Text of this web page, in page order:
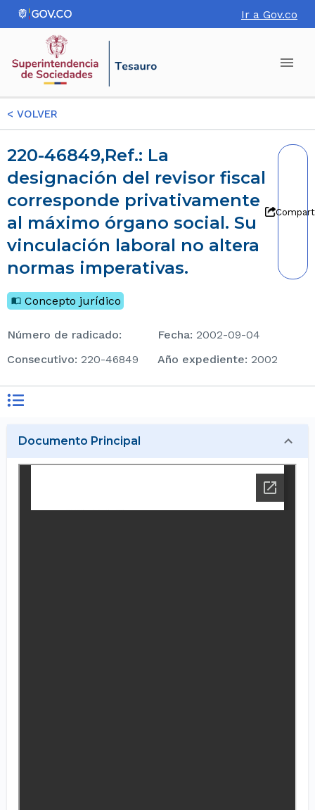
Ir a Gov.co
< VOLVER
220-46849,Ref.: La
designación del revisor fiscal
corresponde privativamente
al máximo órgano social. Su
vinculación laboral no altera
normas imperativas.
Concepto jurídico
Número de radicado: Fecha: 2002-09-04
consecutivo: 220-46849 Año expediente: 2002
Documento Principal